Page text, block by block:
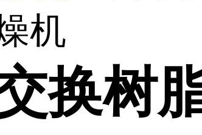
机
换树